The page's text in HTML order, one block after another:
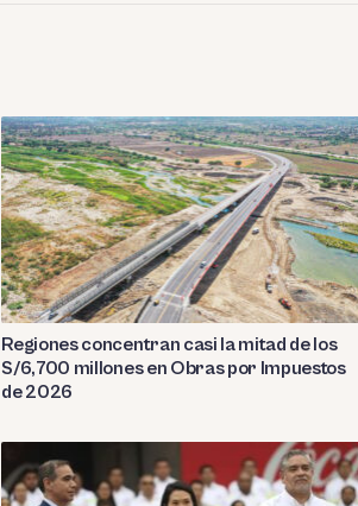
Regiones concentran casi la mitad de los
S/6,700 millones en Obras por Impuestos
de 2026